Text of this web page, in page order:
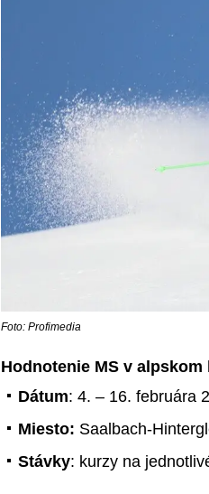
Foto: Profimedia
Hodnotenie MS v alpskom
Dátum: 4. – 16. februára
Miesto: Saalbach-
Stávky: kurzy na